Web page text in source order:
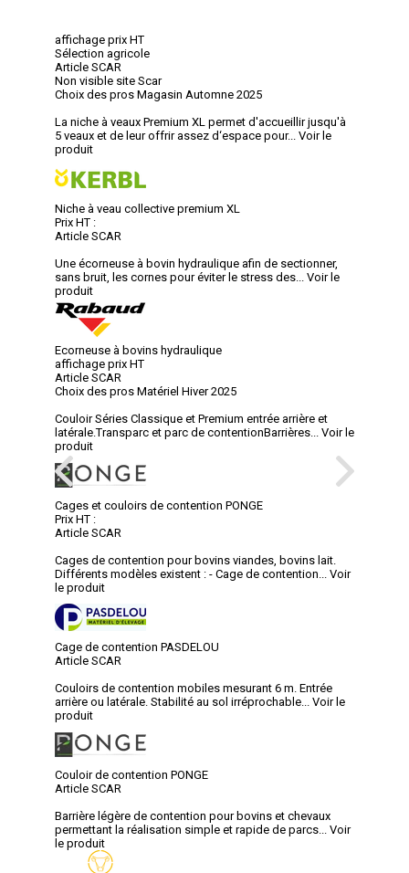
affichage prix HT
Sélection agricole
Article SCAR
Non visible site Scar
Choix des pros Magasin Automne 2025
La niche à veaux Premium XL permet d'accueillir jusqu'à
5 veaux et de leur offrir assez d‘espace pour...
Voir le
produit
Niche à veau collective premium XL
Prix HT :
Article SCAR
Une écorneuse à bovin hydraulique afin de sectionner,
sans bruit, les cornes pour éviter le stress des...
Voir le
produit
Ecorneuse à bovins hydraulique
affichage prix HT
Article SCAR
Choix des pros Matériel Hiver 2025
Couloir Séries Classique et Premium entrée arrière et
latérale.Transparc et parc de contentionBarrières...
Voir le
produit
Cages et couloirs de contention PONGE
Prix HT :
Article SCAR
Cages de contention pour bovins viandes, bovins lait.
Différents modèles existent : - Cage de contention...
Voir
le produit
Cage de contention PASDELOU
Article SCAR
Couloirs de contention mobiles mesurant 6 m. Entrée
arrière ou latérale. Stabilité au sol irréprochable...
Voir le
produit
Couloir de contention PONGE
Article SCAR
Barrière légère de contention pour bovins et chevaux
permettant la réalisation simple et rapide de parcs...
Voir
le produit